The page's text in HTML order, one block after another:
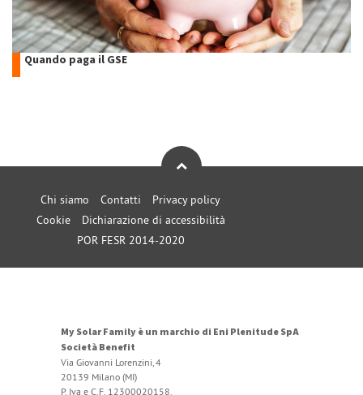
Quando paga il GSE
Chi siamo Contatti
Privacy policy
Cookie
Dichiarazione di accessibilità
POR FESR 2014-2020
My Solar Family è un marchio di Eni Plenitude SpA
Società Benefit
Via Giovanni Lorenzini, 4
20139 Milano (MI)
P. Iva e C.F. 12300020158.